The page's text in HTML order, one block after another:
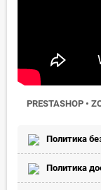
PRESTASHOP •
Политика
Политика